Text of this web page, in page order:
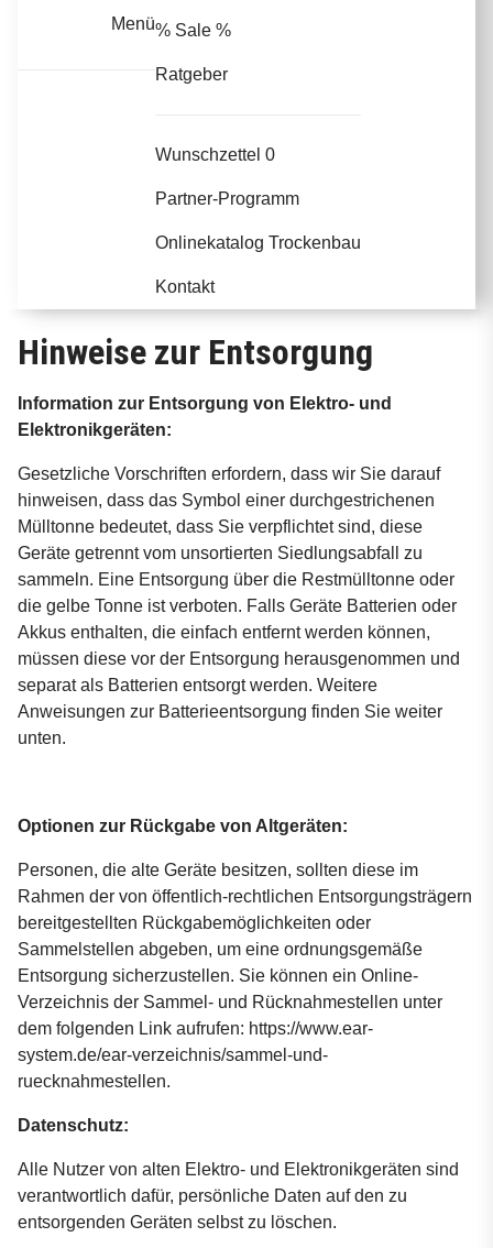
Menü% Sale %
Ratgeber
Wunschzettel 0
Partner-Programm
Onlinekatalog Trockenbau
Kontakt
Hinweise zur Entsorgung
Information zur Entsorgung von Elektro- und
Elektronikgeräten:
Gesetzliche Vorschriften erfordern, dass wir Sie darauf
hinweisen, dass das Symbol einer durchgestrichenen
Mülltonne bedeutet, dass Sie verpflichtet sind, diese
Geräte getrennt vom unsortierten Siedlungsabfall zu
sammeln. Eine Entsorgung über die Restmülltonne oder
die gelbe Tonne ist verboten. Falls Geräte Batterien oder
Akkus enthalten, die einfach entfernt werden können,
müssen diese vor der Entsorgung herausgenommen und
separat als Batterien entsorgt werden. Weitere
Anweisungen zur Batterieentsorgung finden Sie weiter
unten.
Optionen zur Rückgabe von Altgeräten:
Personen, die alte Geräte besitzen, sollten diese im
Rahmen der von öffentlich-rechtlichen Entsorgungsträgern
bereitgestellten Rückgabemöglichkeiten oder
Sammelstellen abgeben, um eine ordnungsgemäße
Entsorgung sicherzustellen. Sie können ein Online-
Verzeichnis der Sammel- und Rücknahmestellen unter
dem folgenden Link aufrufen: https://www.ear-
system.de/ear-verzeichnis/sammel-und-
ruecknahmestellen.
Datenschutz:
Alle Nutzer von alten Elektro- und Elektronikgeräten sind
verantwortlich dafür, persönliche Daten auf den zu
entsorgenden Geräten selbst zu löschen.